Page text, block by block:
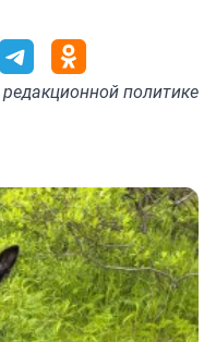
редакционной политике